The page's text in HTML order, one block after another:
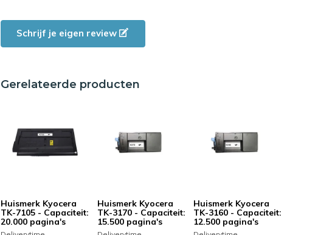
Schrijf je eigen review
Gerelateerde producten
Huismerk Kyocera
TK-7105 - Capaciteit:
20.000 pagina's
Huismerk Kyocera
TK-3170 - Capaciteit:
15.500 pagina's
Huismerk Kyocera
TK-3160 - Capaciteit:
12.500 pagina's